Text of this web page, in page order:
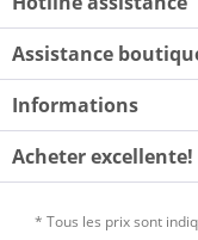
Assistance
Informations
Acheter excellente!
* Tous les prix sont